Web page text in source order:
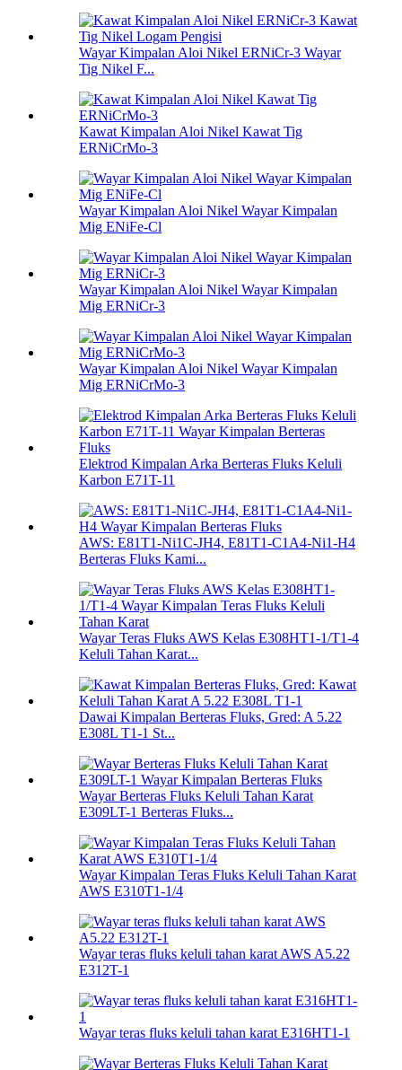
Wayar Kimpalan Aloi Nikel ERNiCr-3 Wayar
Tig Nikel F...
Kawat Kimpalan Aloi Nikel Kawat Tig
ERNiCrMo-3
Wayar Kimpalan Aloi Nikel Wayar Kimpalan
Mig ENiFe-Cl
Wayar Kimpalan Aloi Nikel Wayar Kimpalan
Mig ERNiCr-3
Wayar Kimpalan Aloi Nikel Wayar Kimpalan
Mig ERNiCrMo-3
Elektrod Kimpalan Arka Berteras Fluks Keluli
Karbon E71T-11
AWS: E81T1-Ni1C-JH4, E81T1-C1A4-Ni1-H4
Berteras Fluks Kami...
Wayar Teras Fluks AWS Kelas E308HT1-1/T1-4
Keluli Tahan Karat...
Dawai Kimpalan Berteras Fluks, Gred: A 5.22
E308L T1-1 St...
Wayar Berteras Fluks Keluli Tahan Karat
E309LT-1 Berteras Fluks...
Wayar Kimpalan Teras Fluks Keluli Tahan Karat
AWS E310T1-1/4
Wayar teras fluks keluli tahan karat AWS A5.22
E312T-1
Wayar teras fluks keluli tahan karat E316HT1-1